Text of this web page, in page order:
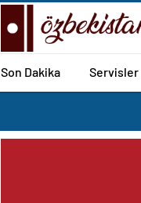
Son Dakika Servisler